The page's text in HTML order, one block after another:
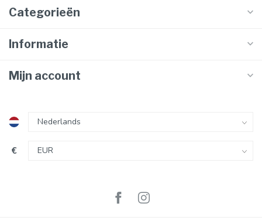
Categorieën
Informatie
Mijn account
€